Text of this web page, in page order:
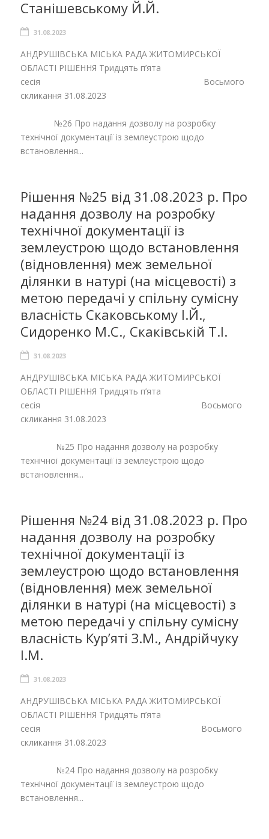
Станішевському Й.Й.
31.08.2023
АНДРУШІВСЬКА МІСЬКА РАДА ЖИТОМИРСЬКОЇ
ОБЛАСТІ РІШЕННЯ Тридцять п’ята
сесія Восьмого
скликання 31.08.2023
№26 Про надання дозволу на розробку
технічної документації із землеустрою щодо
встановлення...
Рішення №25 від 31.08.2023 р. Про
надання дозволу на розробку
технічної документації із
землеустрою щодо встановлення
(відновлення) меж земельної
ділянки в натурі (на місцевості) з
метою передачі у спільну сумісну
власність Скаковському І.Й.,
Сидоренко М.С., Скаківській Т.І.
31.08.2023
АНДРУШІВСЬКА МІСЬКА РАДА ЖИТОМИРСЬКОЇ
ОБЛАСТІ РІШЕННЯ Тридцять п’ята
сесія Восьмого
скликання 31.08.2023
№25 Про надання дозволу на розробку
технічної документації із землеустрою щодо
встановлення...
Рішення №24 від 31.08.2023 р. Про
надання дозволу на розробку
технічної документації із
землеустрою щодо встановлення
(відновлення) меж земельної
ділянки в натурі (на місцевості) з
метою передачі у спільну сумісну
власність Кур’яті З.М., Андрійчуку
І.М.
31.08.2023
АНДРУШІВСЬКА МІСЬКА РАДА ЖИТОМИРСЬКОЇ
ОБЛАСТІ РІШЕННЯ Тридцять п’ята
сесія Восьмого
скликання 31.08.2023
№24 Про надання дозволу на розробку
технічної документації із землеустрою щодо
встановлення...